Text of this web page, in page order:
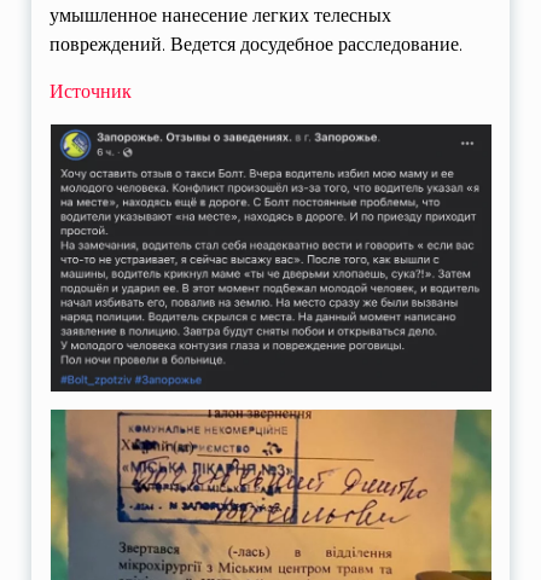
умышленное нанесение легких телесных
повреждений. Ведется досудебное расследование.
Источник